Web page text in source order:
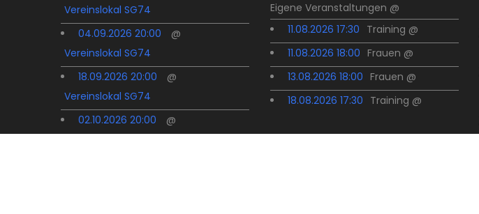
Vereinslokal SG74
04.09.2026 20:00
@
Vereinslokal SG74
18.09.2026 20:00
@
Vereinslokal SG74
02.10.2026 20:00
@
Eigene Veranstaltungen @
11.08.2026 17:30 Training @
11.08.2026 18:00 Frauen @
13.08.2026 18:00 Frauen @
18.08.2026 17:30 Training @